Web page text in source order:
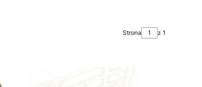
Strona z 1